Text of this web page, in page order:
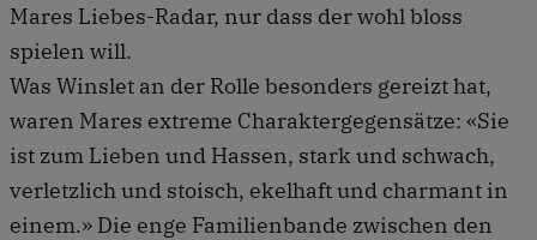
Mares Liebes-Radar, nur dass der wohl bloss
spielen will.
Was Winslet an der Rolle besonders gereizt hat,
waren Mares extreme Charaktergegensätze: «Sie
ist zum Lieben und Hassen, stark und schwach,
verletzlich und stoisch, ekelhaft und charmant in
einem.» Die enge Familienbande zwischen den